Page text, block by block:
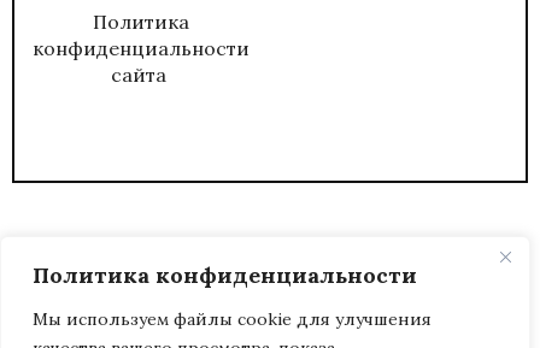
Политика конфиденциальности
Мы используем файлы cookie для улучшения
Политика
конфиденциальности
сайта